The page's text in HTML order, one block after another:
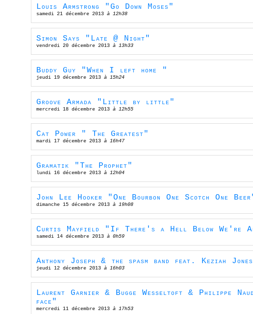
Louis Armstrong "Go Down Moses"
samedi 21 décembre 2013 à 12h38
Simon Says "Late @ Night"
vendredi 20 décembre 2013 à 13h33
Buddy Guy "When I left home "
jeudi 19 décembre 2013 à 15h24
Groove Armada "Little by little"
mercredi 18 décembre 2013 à 12h55
Cat Power " The Greatest"
mardi 17 décembre 2013 à 16h47
Gramatik "The Prophet"
lundi 16 décembre 2013 à 12h04
John Lee Hooker "One Bourbon One Scotch One
dimanche 15 décembre 2013 à 19h08
Curtis Mayfield "If There's a Hell Below We're
samedi 14 décembre 2013 à 0h59
Anthony Joseph & the spasm band feat. Keziah
jeudi 12 décembre 2013 à 16h03
Laurent Garnier & Bugge Wesseltoft & Philippe
face"
mercredi 11 décembre 2013 à 17h53